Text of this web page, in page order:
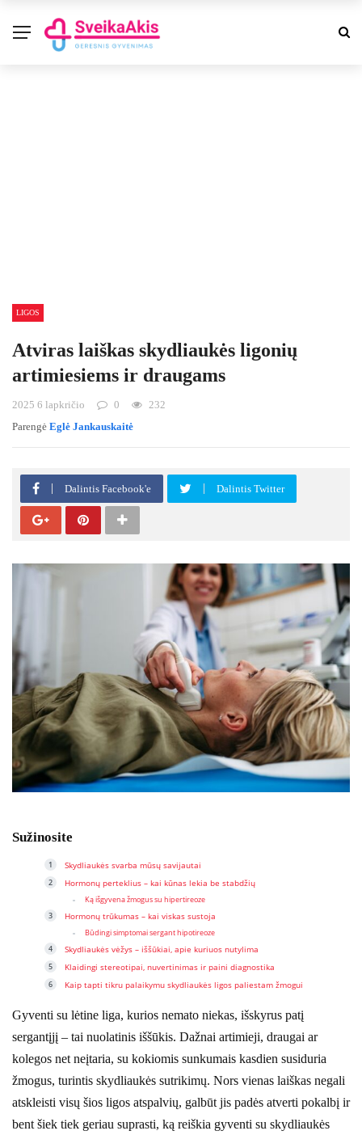
LIGOS
Atviras laiškas skydliaukės ligonių
artimiesiems ir draugams
2025 6 lapkričio 0
232
Parengė Eglė Jankauskaitė
Dalintis Facebook'e Dalintis Twitter
Sužinosite
Skydliaukės svarba mūsų savijautai
Hormonų perteklius – kai kūnas lekia be stabdžių
Ką išgyvena žmogus su hipertireoze
Hormonų trūkumas – kai viskas sustoja
Būdingi simptomai sergant hipotireoze
Skydliaukės vėžys – iššūkiai, apie kuriuos nutylima
Klaidingi stereotipai, nuvertinimas ir paini diagnostika
Kaip tapti tikru palaikymu skydliaukės ligos paliestam žmogui
Gyventi su lėtine liga, kurios nemato niekas, išskyrus patį
sergantįjį – tai nuolatinis iššūkis. Dažnai artimieji, draugai ar
kolegos net neįtaria, su kokiomis sunkumais kasdien susiduria
žmogus, turintis skydliaukės sutrikimų. Nors vienas laiškas negali
atskleisti visų šios ligos atspalvių, galbūt jis padės atverti pokalbį ir
bent šiek tiek geriau suprasti, ką reiškia gyventi su skydliaukės